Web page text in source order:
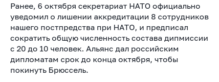
Ранее, 6 октября секретариат НАТО официально
уведомил о лишении аккредитации 8 сотрудников
нашего постпредства при НАТО, и предписал
сократить общую численность состава дипмиссии
с 20 до 10 человек. Альянс дал российским
дипломатам срок до конца октября, чтобы
покинуть Брюссель.